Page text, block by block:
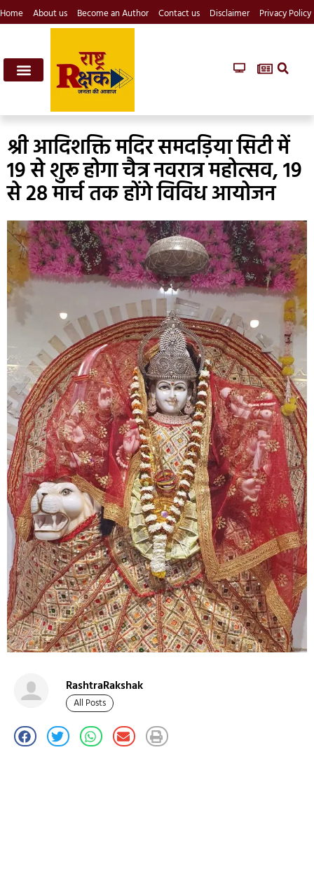
Home About us Become an Author Contact us Disclaimer Privacy Policy
श्री आदिशक्ति मदिर समदड़िया सिटी में
19 से शुरू होगा चैत्र नवरात्र महोत्सव, 19
से 28 मार्च तक होंगे विविध आयोजन
RashtraRakshak
All Posts